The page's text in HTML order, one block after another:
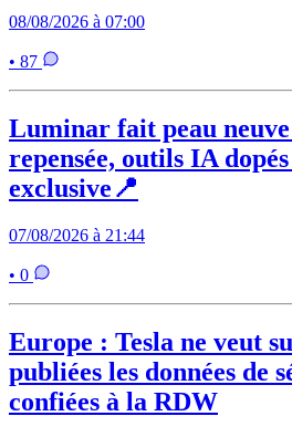
08/08/2026 à 07:00
• 87
Luminar fait peau
repensée, outils IA
exclusive📍
07/08/2026 à 21:44
• 0
Europe : Tesla ne veut
publiées les données de
confiées à la RDW